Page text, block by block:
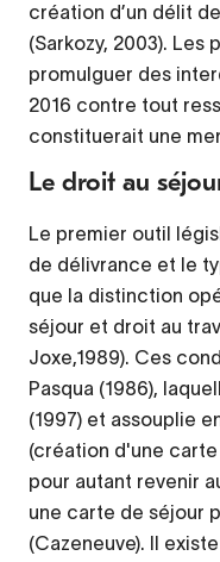
création d’un délit
(Sarkozy, 2003).
promulguer des
2016 contre tout
constituerait une
Le droit au
Le premier outil
de délivrance et le
que la distinction
séjour et droit au
Joxe,1989). Ces
Pasqua (1986),
(1997) et assouplie
(création d'une
pour autant revenir
une carte de séjour
(Cazeneuve). Il